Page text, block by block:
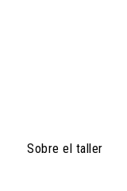
Sobre el taller